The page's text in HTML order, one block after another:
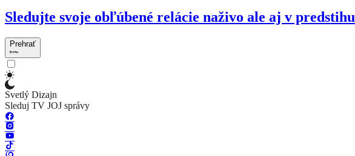
Sledujte svoje obľúbené relácie naživo ale aj v predstihu
Prehrať
Svetlý Dizajn
Sleduj TV JOJ správy